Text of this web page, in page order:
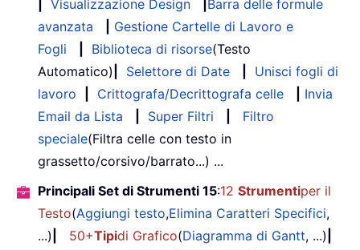
Visualizzazione Design
Barra delle formule
avanzata
Gestione Cartelle di Lavoro e
Fogli
Biblioteca di risorse(Testo
Automatico)
Selettore di Date
Unisci fogli di
lavoro
Crittografa/Decrittografa celle
Invia
Email da Lista
Super Filtri
Filtro
speciale(Filtra celle con testo in
grassetto/corsivo/barrato...) ...
Principali Set di Strumenti 15:12 Strumentiper il
Testo(Aggiungi testo,Elimina Caratteri Specifici,
...)
50+Tipidi Grafico(Diagramma di Gantt, ...)